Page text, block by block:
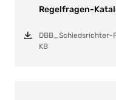
Regelfragen-
DBB_Schiedsrichter-
KB